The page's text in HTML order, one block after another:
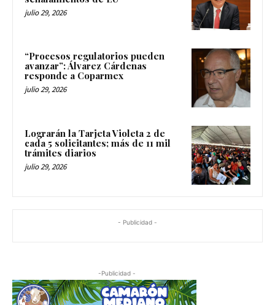
julio 29, 2026
“Procesos regulatorios pueden
avanzar”: Álvarez Cárdenas
responde a Coparmex
julio 29, 2026
Lograrán la Tarjeta Violeta 2 de
cada 5 solicitantes; más de 11 mil
trámites diarios
julio 29, 2026
- Publicidad -
-Publicidad -